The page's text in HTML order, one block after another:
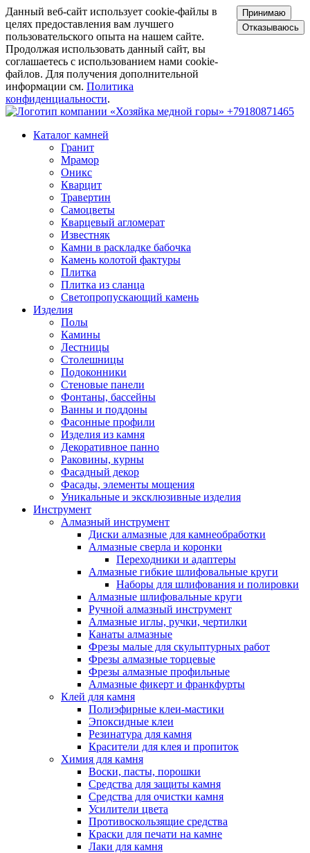
Данный веб-сайт использует cookie-файлы в
целях предоставления вам лучшего
пользовательского опыта на нашем сайте.
Продолжая использовать данный сайт, вы
соглашаетесь с использованием нами cookie-
файлов. Для получения дополнительной
информации см. Политика
конфиденциальности.
Принимаю
Отказываюсь
+79180871465
Каталог камней
Гранит
Мрамор
Оникс
Кварцит
Травертин
Самоцветы
Кварцевый агломерат
Известняк
Камни в раскладке бабочка
Камень колотой фактуры
Плитка
Плитка из сланца
Светопропускающий камень
Изделия
Полы
Камины
Лестницы
Столешницы
Подоконники
Стеновые панели
Фонтаны, бассейны
Ванны и поддоны
Фасонные профили
Изделия из камня
Декоративное панно
Раковины, курны
Фасадный декор
Фасады, элементы мощения
Уникальные и эксклюзивные изделия
Инструмент
Алмазный инструмент
Диски алмазные для камнеобработки
Алмазные сверла и коронки
Переходники и адаптеры
Алмазные гибкие шлифовальные круги
Наборы для шлифования и полировки
Алмазные шлифовальные круги
Ручной алмазный инструмент
Алмазные иглы, ручки, чертилки
Канаты алмазные
Фрезы малые для скульптурных работ
Фрезы алмазные торцевые
Фрезы алмазные профильные
Алмазные фикерт и франкфурты
Клей для камня
Полиэфирные клеи-мастики
Эпоксидные клеи
Резинатура для камня
Красители для клея и пропиток
Химия для камня
Воски, пасты, порошки
Средства для защиты камня
Средства для очистки камня
Усилители цвета
Противоскользящие средства
Краски для печати на камне
Лаки для камня